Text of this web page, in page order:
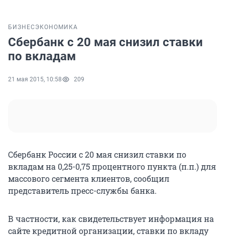
БИЗНЕС ЭКОНОМИКА
Сбербанк с 20 мая снизил ставки
по вкладам
21 мая 2015, 10:58 209
Сбербанк России с 20 мая снизил ставки по
вкладам на 0,25-0,75 процентного пункта (п.п.) для
массового сегмента клиентов, сообщил
представитель пресс-службы банка.
В частности, как свидетельствует информация на
сайте кредитной организации, ставки по вкладу